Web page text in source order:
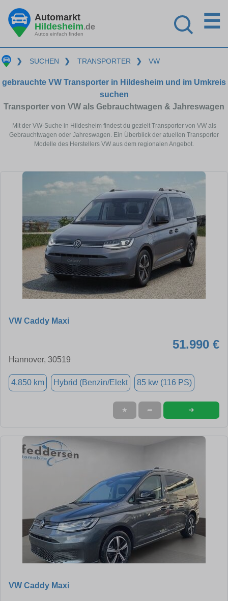
Automarkt
Hildesheim.de
Autos einfach finden
☰
❯ SUCHEN ❯ TRANSPORTER ❯ VW
gebrauchte VW Transporter in Hildesheim und im Umkreis
suchen
Transporter von VW als Gebrauchtwagen & Jahreswagen
Mit der VW-Suche in Hildesheim findest du gezielt Transporter von VW als
Gebrauchtwagen oder Jahreswagen. Ein Überblick der atuellen Transporter
Modelle des Herstellers VW aus dem regionalen Angebot.
VW Caddy Maxi
51.990 €
Hannover, 30519
4.850 km Hybrid (Benzin/Elekt 85 kw (116 PS)
★ ➦ ➜
VW Caddy Maxi